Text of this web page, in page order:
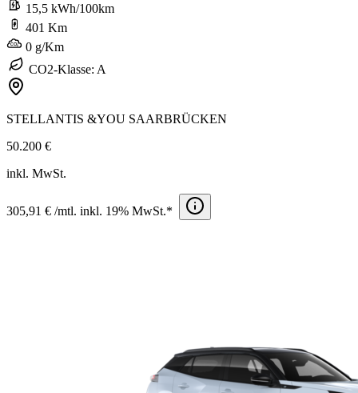
15,5 kWh/100km
401 Km
0 g/Km
CO2-Klasse: A
STELLANTIS &YOU SAARBRÜCKEN
50.200 €
inkl. MwSt.
305,91 € /mtl. inkl. 19% MwSt.*